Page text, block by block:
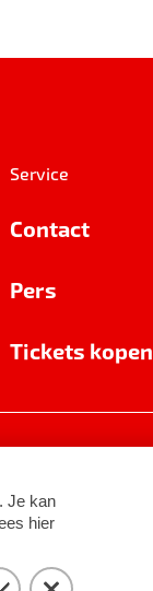
Service
Contact
Pers
Tickets kopen